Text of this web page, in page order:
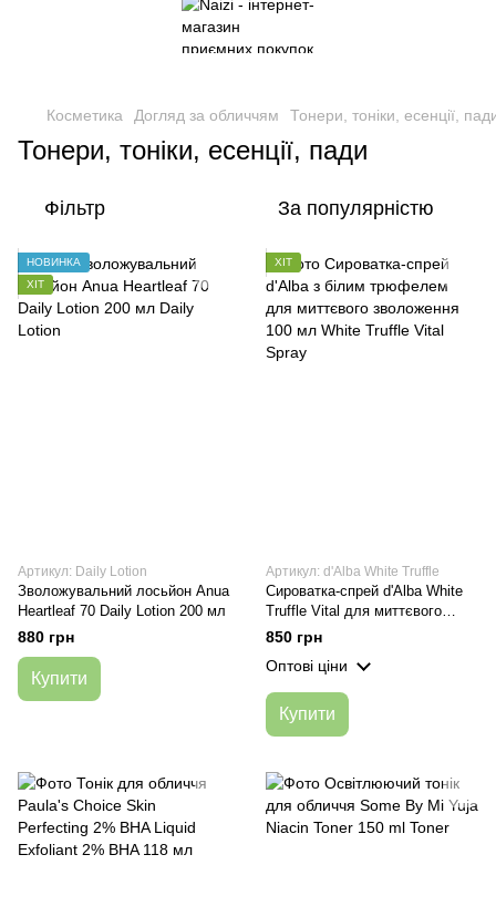
Косметика Догляд за обличчям Тонери, тоніки, есенції,
Тонери, тоніки, есенції, пади
Фільтр За популярністю
НОВИНКА
ХІТ
Артикул: Daily Lotion
Зволожувальний лосьйон Anua
Heartleaf 70 Daily Lotion 200 мл
880 грн
Купити
ХІТ
Артикул: d'Alba White Truffle
Сироватка-спрей d'Alba White
Truffle Vital для миттєвого
зволоження 100 мл
850 грн
Оптові ціни
Купити